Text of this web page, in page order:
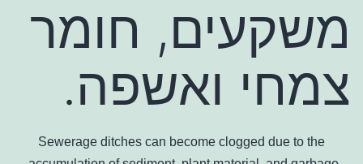
משקעים, חומר
צמחי ואשפה.
Sewerage ditches can become clogged due to the